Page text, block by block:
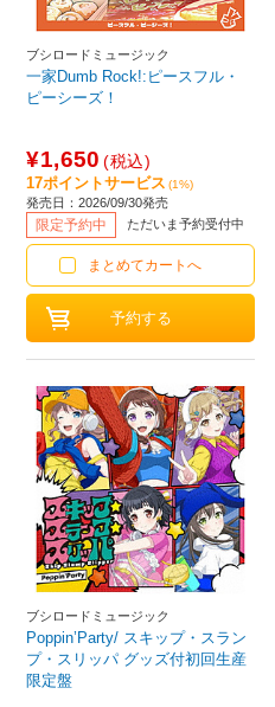
ブシロードミュージック
一家Dumb Rock!:ピースフル・
ピーシーズ！
¥1,650 (税込)
17ポイントサービス (1%)
発売日：2026/09/30発売
限定予約中 ただいま予約受付中
まとめてカートへ
ブシロードミュージック
Poppin’Party/ スキップ・スラン
プ・スリッパ グッズ付初回生産
限定盤